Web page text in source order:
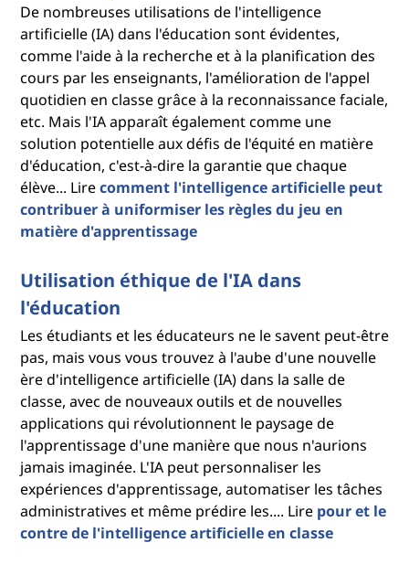
De nombreuses utilisations de l'intelligence
artificielle (IA) dans l'éducation sont évidentes,
comme l'aide à la recherche et à la planification des
cours par les enseignants, l'amélioration de l'appel
quotidien en classe grâce à la reconnaissance faciale,
etc. Mais l'IA apparaît également comme une
solution potentielle aux défis de l'équité en matière
d'éducation, c'est-à-dire la garantie que chaque
élève... Lirecomment l'intelligence artificielle peut
contribuer à uniformiser les règles du jeu en
matière d'apprentissage
Utilisation éthique de l'IA dans
l'éducation
Les étudiants et les éducateurs ne le savent peut-être
pas, mais vous vous trouvez à l'aube d'une nouvelle
ère d'intelligence artificielle (IA) dans la salle de
classe, avec de nouveaux outils et de nouvelles
applications qui révolutionnent le paysage de
l'apprentissage d'une manière que nous n'aurions
jamais imaginée. L'IA peut personnaliser les
expériences d'apprentissage, automatiser les tâches
administratives et même prédire les.... Lire pour et le
contre de l'intelligence artificielle en classe